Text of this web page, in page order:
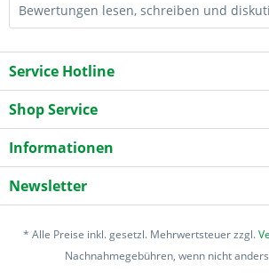
Bewertungen lesen, schreiben und
Service Hotline
Shop Service
Informationen
Newsletter
* Alle Preise inkl. gesetzl. Mehrwertsteuer zzgl.
Nachnahmegebühren, wenn nicht